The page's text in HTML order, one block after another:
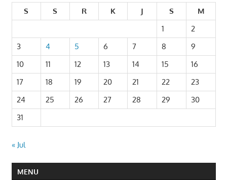
S
S R K J S
M
1
2
3
4 5 6 7 8
9
10
11 12 13 14 15
16
17
18 19 20 21 22
23
24
25 26 27 28 29
30
31
« Jul
MENU